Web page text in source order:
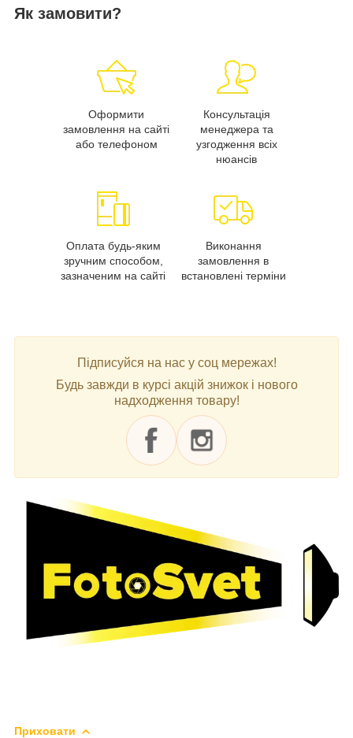
Як замовити?
Оформити
замовлення на сайті
або телефоном
Консультація
менеджера та
узгодження всіх
нюансів
Оплата будь-яким
зручним способом,
зазначеним на сайті
Виконання
замовлення в
встановлені терміни
Підписуйся на нас у соц мережах!
Будь завжди в курсі акцій знижок і нового
надходження товару!
Приховати